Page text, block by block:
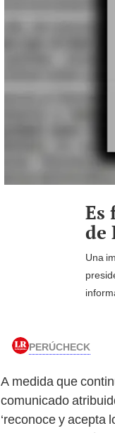
Es
de
Una
PERÚCHECK
A medida que
comunicado
‘reconoce y acepta